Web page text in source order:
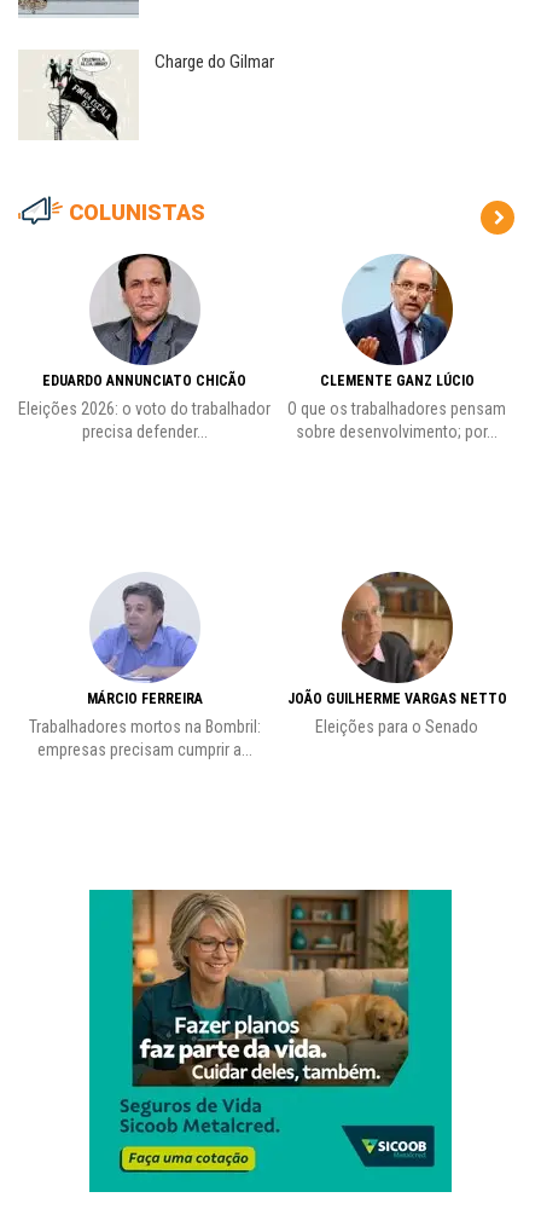
Charge do Gilmar
COLUNISTAS
EDUARDO ANNUNCIATO CHICÃO
Eleições 2026: o voto do trabalhador
precisa defender...
MÁRCIO FERREIRA
Trabalhadores mortos na Bombril:
empresas precisam cumprir a...
CLEMENTE GANZ LÚCIO
O que os trabalhadores pensam
sobre desenvolvimento; por...
JOÃO GUILHERME VARGAS NETTO
Eleições para o Senado